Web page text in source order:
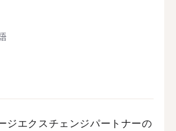
ジエクスチェンジパートナーの